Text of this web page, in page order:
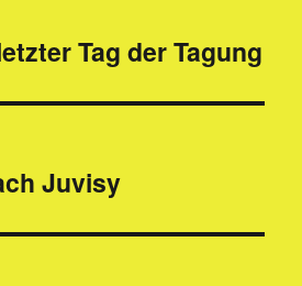
Tag der Tagung
Juvisy